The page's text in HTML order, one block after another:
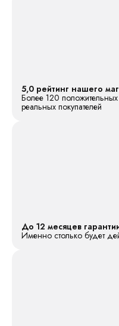
5,0 рейтинг нашего
Более 120 положительных
реальных покупателей
До 12 месяцев
Именно столько будет